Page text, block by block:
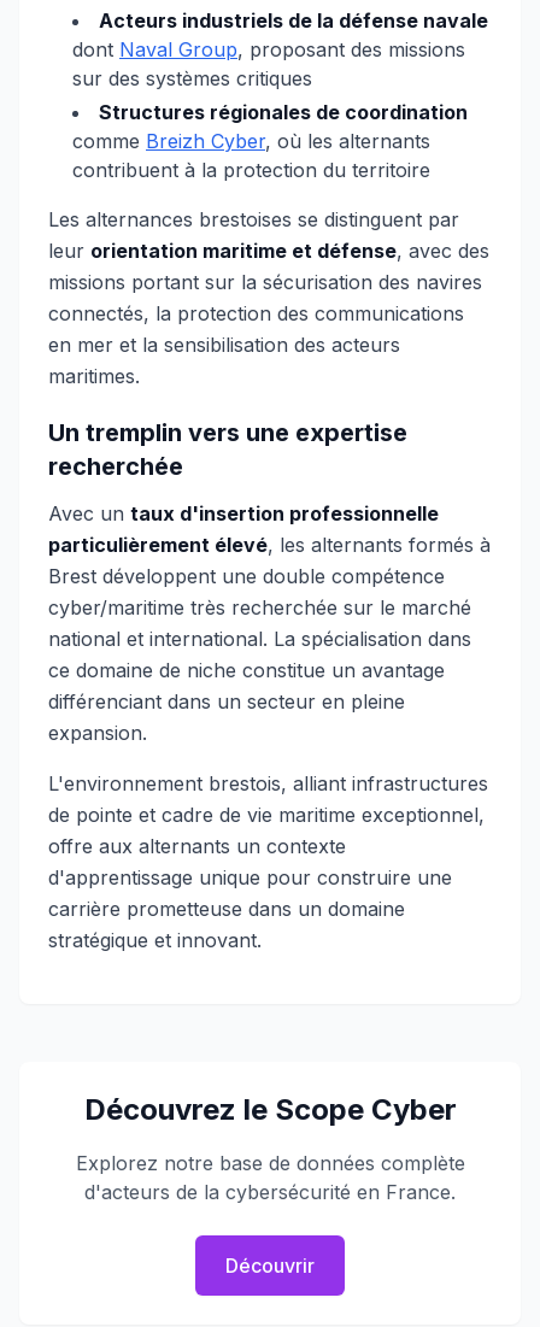
Acteurs industriels de la défense navale
dont Naval Group, proposant des missions
sur des systèmes critiques
Structures régionales de coordination
comme Breizh Cyber, où les alternants
contribuent à la protection du territoire
Les alternances brestoises se distinguent par
leur orientation maritime et défense, avec des
missions portant sur la sécurisation des navires
connectés, la protection des communications
en mer et la sensibilisation des acteurs
maritimes.
Un tremplin vers une expertise
recherchée
Avec un taux d'insertion professionnelle
particulièrement élevé, les alternants formés à
Brest développent une double compétence
cyber/maritime très recherchée sur le marché
national et international. La spécialisation dans
ce domaine de niche constitue un avantage
différenciant dans un secteur en pleine
expansion.
L'environnement brestois, alliant infrastructures
de pointe et cadre de vie maritime exceptionnel,
offre aux alternants un contexte
d'apprentissage unique pour construire une
carrière prometteuse dans un domaine
stratégique et innovant.
Découvrez le Scope Cyber
Explorez notre base de données complète
d'acteurs de la cybersécurité en France.
Découvrir